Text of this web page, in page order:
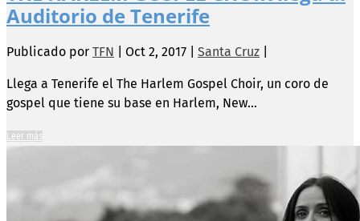
Auditorio de Tenerife
Publicado por TFN Oct 2, 2017 Santa Cruz
Llega a Tenerife el The Harlem Gospel Choir, un coro de
gospel que tiene su base en Harlem, New...
Leer más